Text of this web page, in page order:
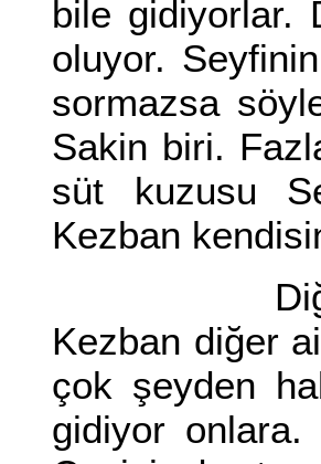
bile gidiyorlar.
oluyor.
sormazsa
Sakin biri.
süt kuzusu
Kezban
Diğer
Kezban diğer
çok şeyden
gidiyor onlara.